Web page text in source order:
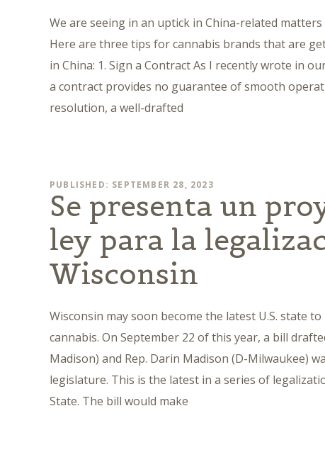
We are seeing in an uptick in China-related
Here are three tips for cannabis brands that are
in China: 1. Sign a Contract As I recently wrote in
a contract provides no guarantee of smooth
resolution, a well-drafted
PUBLISHED: SEPTEMBER 28, 2023
Se presenta un
ley para la
Wisconsin
Wisconsin may soon become the latest U.S. state
cannabis. On September 22 of this year, a bill
Madison) and Rep. Darin Madison (D-Milwaukee)
legislature. This is the latest in a series of
State. The bill would make